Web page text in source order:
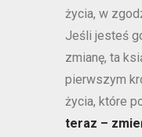
życia, w
Jeśli jesteś
zmianę, ta
pierwszym
życia, które
teraz –